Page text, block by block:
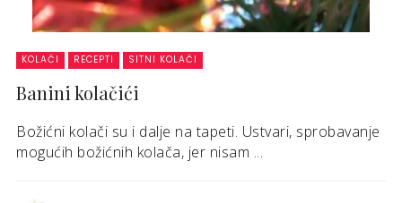
KOLAČI RECEPTI SITNI KOLAČI
Banini kolačići
Božićni kolači su i dalje na tapeti. Ustvari, sprobavanje
mogućih božićnih kolača, jer nisam ...